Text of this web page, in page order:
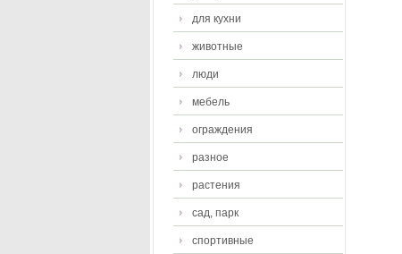
для кухни
животные
люди
мебель
ограждения
разное
растения
сад, парк
спортивные